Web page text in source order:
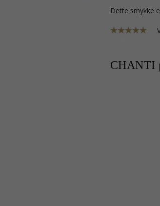
Dette
CHANTI